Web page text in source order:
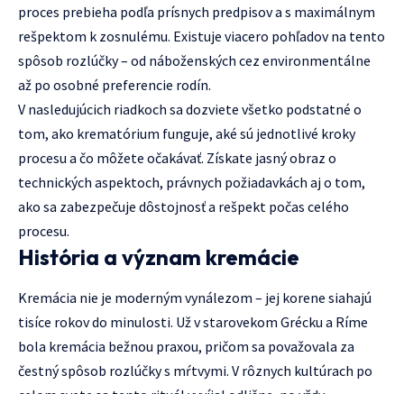
proces prebieha podľa prísnych predpisov a s maximálnym
rešpektom k zosnulému. Existuje viacero pohľadov na tento
spôsob rozlúčky – od náboženských cez environmentálne
až po osobné preferencie rodín.
V nasledujúcich riadkoch sa dozviete všetko podstatné o
tom, ako krematórium funguje, aké sú jednotlivé kroky
procesu a čo môžete očakávať. Získate jasný obraz o
technických aspektoch, právnych požiadavkách aj o tom,
ako sa zabezpečuje dôstojnosť a rešpekt počas celého
procesu.
História a význam kremácie
Kremácia nie je moderným vynálezom – jej korene siahajú
tisíce rokov do minulosti. Už v starovekom Grécku a Ríme
bola kremácia bežnou praxou, pričom sa považovala za
čestný spôsob rozlúčky s mŕtvymi. V rôznych kultúrach po